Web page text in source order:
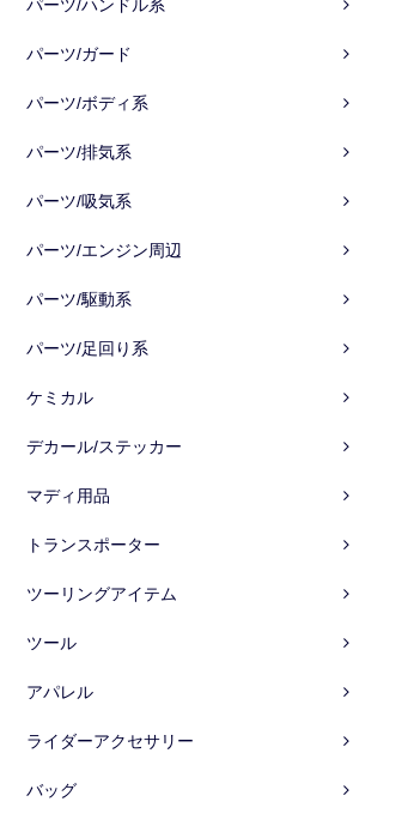
パーツ/ハンドル系
パーツ/ガード
パーツ/ボディ系
パーツ/排気系
パーツ/吸気系
パーツ/エンジン周辺
パーツ/駆動系
パーツ/足回り系
ケミカル
デカール/ステッカー
マディ用品
トランスポーター
ツーリングアイテム
ツール
アパレル
ライダーアクセサリー
バッグ